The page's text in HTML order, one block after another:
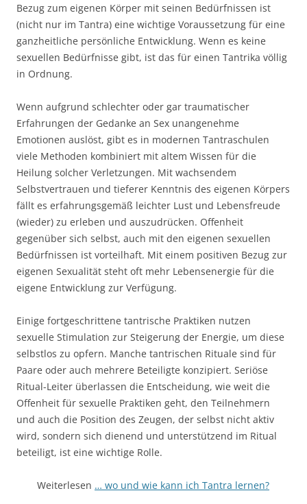
Bezug zum eigenen Körper mit seinen Bedürfnissen ist
(nicht nur im Tantra) eine wichtige Voraussetzung für eine
ganzheitliche persönliche Entwicklung. Wenn es keine
sexuellen Bedürfnisse gibt, ist das für einen Tantrika völlig
in Ordnung.
Wenn aufgrund schlechter oder gar traumatischer
Erfahrungen der Gedanke an Sex unangenehme
Emotionen auslöst, gibt es in modernen Tantraschulen
viele Methoden kombiniert mit altem Wissen für die
Heilung solcher Verletzungen. Mit wachsendem
Selbstvertrauen und tieferer Kenntnis des eigenen Körpers
fällt es erfahrungsgemäß leichter Lust und Lebensfreude
(wieder) zu erleben und auszudrücken. Offenheit
gegenüber sich selbst, auch mit den eigenen sexuellen
Bedürfnissen ist vorteilhaft. Mit einem positiven Bezug zur
eigenen Sexualität steht oft mehr Lebensenergie für die
eigene Entwicklung zur Verfügung.
Einige fortgeschrittene tantrische Praktiken nutzen
sexuelle Stimulation zur Steigerung der Energie, um diese
selbstlos zu opfern. Manche tantrischen Rituale sind für
Paare oder auch mehrere Beteiligte konzipiert. Seriöse
Ritual-Leiter überlassen die Entscheidung, wie weit die
Offenheit für sexuelle Praktiken geht, den Teilnehmern
und auch die Position des Zeugen, der selbst nicht aktiv
wird, sondern sich dienend und unterstützend im Ritual
beteiligt, ist eine wichtige Rolle.
Weiterlesen … wo und wie kann ich Tantra lernen?